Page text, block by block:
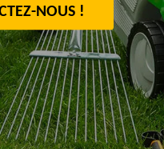
NOUS !